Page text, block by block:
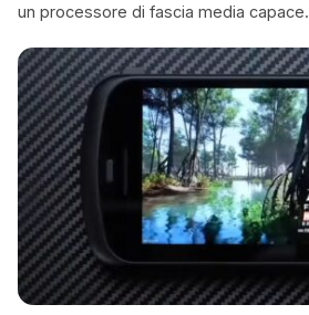
un processore di fascia media capace.